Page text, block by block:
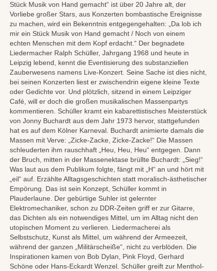
Stück Musik von Hand gemacht“ ist über 20 Jahre alt, der
Vorliebe großer Stars, aus Konzerten bombastische Ereignisse
zu machen, wird ein Bekenntnis entgegengehalten: „Da lob ich
mir ein Stück Musik von Hand gemacht / Noch von einem
echten Menschen mit dem Kopf erdacht.“ Der begnadete
Liedermacher Ralph Schüller, Jahrgang 1968 und heute in
Leipzig lebend, kennt die Eventisierung des substanziellen
Zauberwesens namens Live-Konzert. Seine Sache ist dies nicht,
bei seinen Konzerten liest er zwischendrin eigene kleine Texte
oder Gedichte vor. Und plötzlich, sitzend in einem Leipziger
Café, will er doch die großen musikalischen Massenpartys
kommentieren. Schüller kramt ein kabarettistisches Meisterstück
von Jonny Buchardt aus dem Jahr 1973 hervor, stattgefunden
hat es auf dem Kölner Karneval. Buchardt animierte damals die
Massen mit Verve: „Zicke-Zacke, Zicke-Zacke!“ Die Massen
schleuderten ihm rauschhaft „Heu, Heu, Heu“ entgegen. Dann
der Bruch, mitten in der Massenektase brüllte Buchardt: „Sieg!“
Was laut aus dem Publikum folgte, fängt mit „H“ an und hört mit
„eil“ auf. Erzählte Alltagsgeschichten statt moralisch-ästhetischer
Empörung. Das ist sein Konzept, Schüller kommt in
Plauderlaune. Der gebürtige Suhler ist gelernter
Elektromechaniker, schon zu DDR-Zeiten griff er zur Gitarre,
das Dichten als ein notwendiges Mittel, um im Alltag nicht den
utopischen Moment zu verlieren. Liedermacherei als
Selbstschutz, Kunst als Mittel, um während der Armeezeit,
während der ganzen „Militärscheiße“, nicht zu verblöden. Die
Inspirationen kamen von Bob Dylan, Pink Floyd, Gerhard
Schöne oder Hans-Eckardt Wenzel. Schüller greift zur Menthol-